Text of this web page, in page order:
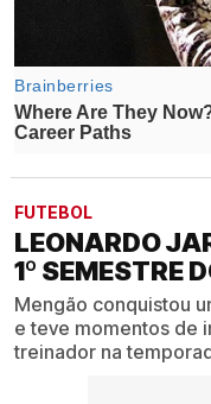
FUTEBOL
LEONARDO
1º SEMESTRE
Mengão conquistou
e teve momentos de
treinador na